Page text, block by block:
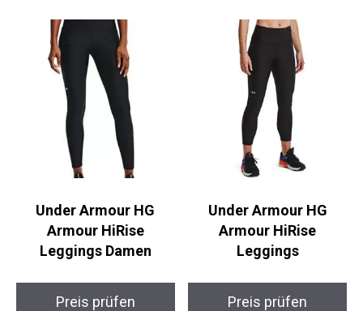
Under Armour HG
Armour HiRise
Leggings Damen
Preis prüfen
Under Armour HG
Armour HiRise
Leggings
Preis prüfen